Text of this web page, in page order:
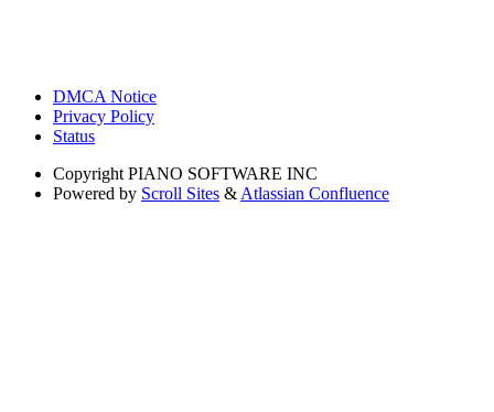
DMCA Notice
Privacy Policy
Status
Copyright PIANO SOFTWARE INC
Powered by Scroll Sites & Atlassian Confluence